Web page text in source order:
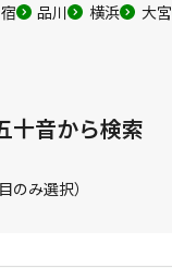
品川 横浜 大宮
十音から検索
のみ選択）